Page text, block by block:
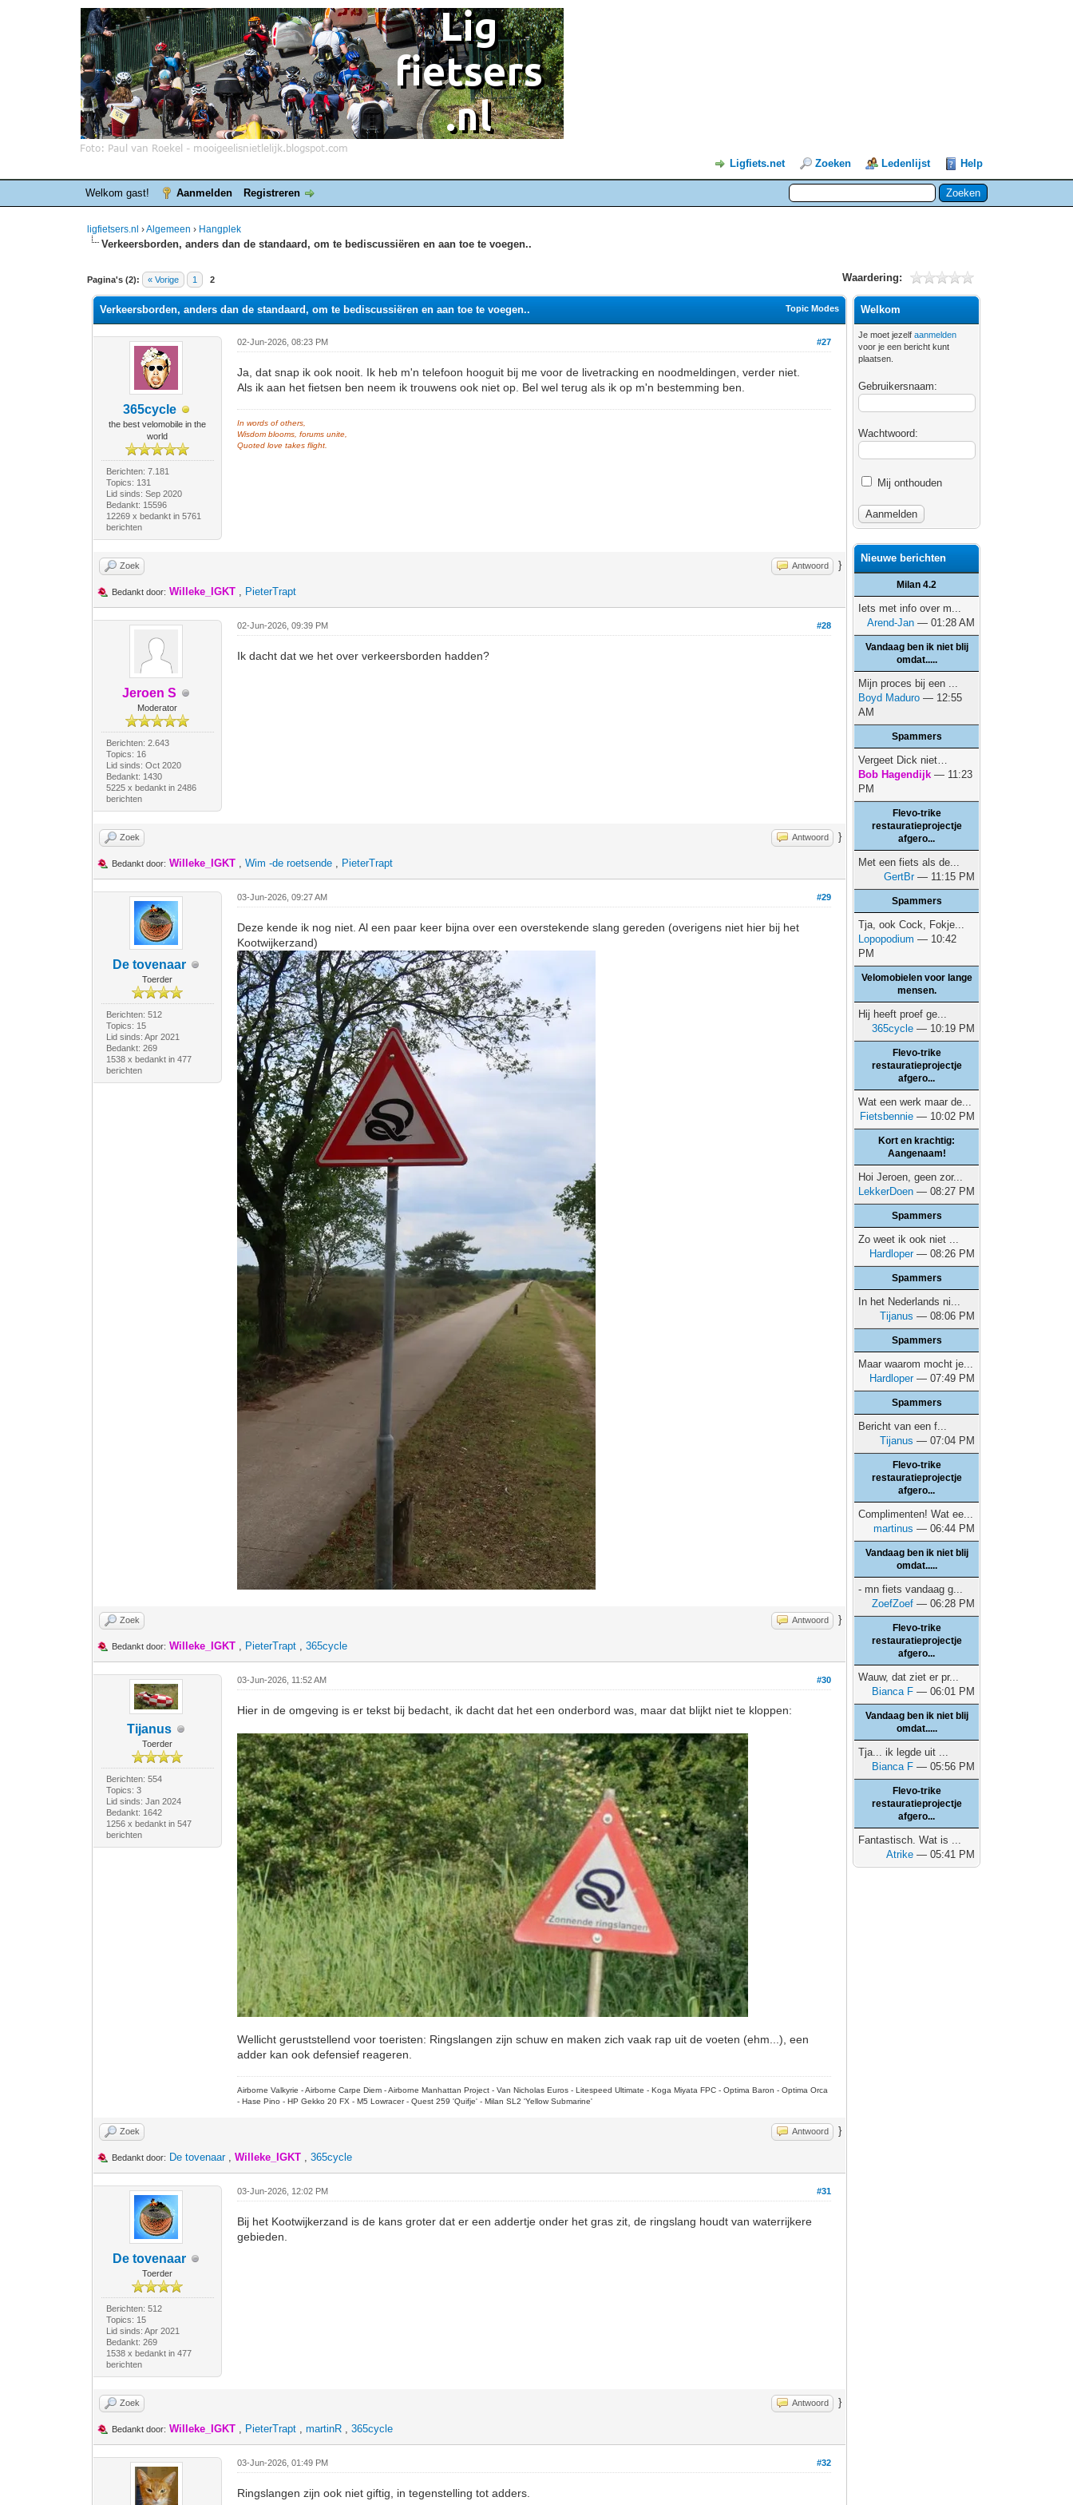
Ligfiets.net Zoeken Ledenlijst Help
Welkom gast! Aanmelden Registreren
ligfietsers.nl ›Algemeen › Hangplek
Verkeersborden, anders dan de standaard, om te bediscussiëren en aan toe te voegen..
Pagina's (2): « Vorige 1 2 Waardering:
0 stemmen - gemiddelde waardering is 0
1
2
3
4
5
Topic Modes
Verkeersborden, anders dan de standaard, om te bediscussiëren en aan toe te voegen..
365cycle
the best velomobile in the
world
Berichten: 7.181
Topics: 131
Lid sinds: Sep 2020
Bedankt: 15596
12269 x bedankt in 5761
berichten
#27
02-Jun-2026, 08:23 PM
Ja, dat snap ik ook nooit. Ik heb m'n telefoon hooguit bij me voor de livetracking en noodmeldingen, verder niet.
Als ik aan het fietsen ben neem ik trouwens ook niet op. Bel wel terug als ik op m'n bestemming ben.
In words of others,
Wisdom blooms, forums unite,
Quoted love takes flight.
Zoek Antwoord }
Bedankt door: Willeke_IGKT , PieterTrapt
Jeroen S
Moderator
Berichten: 2.643
Topics: 16
Lid sinds: Oct 2020
Bedankt: 1430
5225 x bedankt in 2486
berichten
#28
02-Jun-2026, 09:39 PM
Ik dacht dat we het over verkeersborden hadden?
Zoek Antwoord }
Bedankt door: Willeke_IGKT ,Wim -de roetsende , PieterTrapt
De tovenaar
Toerder
Berichten: 512
Topics: 15
Lid sinds: Apr 2021
Bedankt: 269
1538 x bedankt in 477
berichten
#29
03-Jun-2026, 09:27 AM
Deze kende ik nog niet. Al een paar keer bijna over een overstekende slang gereden (overigens niet hier bij het
Kootwijkerzand)
Zoek Antwoord }
Bedankt door: Willeke_IGKT , PieterTrapt ,365cycle
Tijanus
Toerder
Berichten: 554
Topics: 3
Lid sinds: Jan 2024
Bedankt: 1642
1256 x bedankt in 547
berichten
#30
03-Jun-2026, 11:52 AM
Hier in de omgeving is er tekst bij bedacht, ik dacht dat het een onderbord was, maar dat blijkt niet te kloppen:
Wellicht geruststellend voor toeristen: Ringslangen zijn schuw en maken zich vaak rap uit de voeten (ehm...), een
adder kan ook defensief reageren.
Airborne Valkyrie - Airborne Carpe Diem - Airborne Manhattan Project - Van Nicholas Euros - Litespeed Ultimate - Koga Miyata FPC - Optima Baron - Optima Orca
- Hase Pino - HP Gekko 20 FX - M5 Lowracer - Quest 259 'Quifje' - Milan SL2 'Yellow Submarine'
Zoek Antwoord }
Bedankt door: De tovenaar,Willeke_IGKT ,365cycle
De tovenaar
Toerder
Berichten: 512
Topics: 15
Lid sinds: Apr 2021
Bedankt: 269
1538 x bedankt in 477
berichten
#31
03-Jun-2026, 12:02 PM
Bij het Kootwijkerzand is de kans groter dat er een addertje onder het gras zit, de ringslang houdt van waterrijkere
gebieden.
Zoek Antwoord }
Bedankt door: Willeke_IGKT , PieterTrapt ,martinR ,365cycle
#32
03-Jun-2026, 01:49 PM
Ringslangen zijn ook niet giftig, in tegenstelling tot adders.
Welkom
Je moet jezelfaanmelden
voor je een bericht kunt
plaatsen.
Gebruikersnaam:
Wachtwoord:
Mij onthouden
Nieuwe berichten
Milan 4.2
Iets met info over m...
Arend-Jan — 01:28 AM
Vandaag ben ik niet blij
omdat.....
Mijn proces bij een ...
Boyd Maduro — 12:55
AM
Spammers
Vergeet Dick niet…
Bob Hagendijk — 11:23
PM
Flevo-trike
restauratieprojectje
afgero...
Met een fiets als de...
GertBr— 11:15 PM
Spammers
Tja, ook Cock, Fokje...
Lopopodium — 10:42
PM
Velomobielen voor lange
mensen.
Hij heeft proef ge...
365cycle — 10:19 PM
Flevo-trike
restauratieprojectje
afgero...
Wat een werk maar de...
Fietsbennie — 10:02 PM
Kort en krachtig:
Aangenaam!
Hoi Jeroen, geen zor...
LekkerDoen — 08:27 PM
Spammers
Zo weet ik ook niet ...
Hardloper— 08:26 PM
Spammers
In het Nederlands ni...
Tijanus — 08:06 PM
Spammers
Maar waarom mocht je...
Hardloper— 07:49 PM
Spammers
Bericht van een f...
Tijanus — 07:04 PM
Flevo-trike
restauratieprojectje
afgero...
Complimenten! Wat ee...
martinus — 06:44 PM
Vandaag ben ik niet blij
omdat.....
- mn fiets vandaag g...
ZoefZoef — 06:28 PM
Flevo-trike
restauratieprojectje
afgero...
Wauw, dat ziet er pr...
Bianca F — 06:01 PM
Vandaag ben ik niet blij
omdat.....
Tja... ik legde uit ...
Bianca F — 05:56 PM
Flevo-trike
restauratieprojectje
afgero...
Fantastisch. Wat is ...
Atrike — 05:41 PM